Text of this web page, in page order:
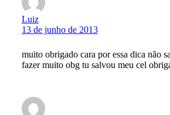
Luiz
13 de junho de 2013
muito obrigado cara por essa dica não
fazer muito obg tu salvou meu cel